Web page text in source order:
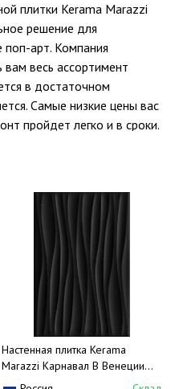
плитки Kerama Marazzi
решение для
поп-арт. Компания
вам весь ассортимент
в достаточном
Самые низкие цены вас
пройдет легко и в сроки.
Настенная плитка Kerama
Marazzi Карнавал В Венеции
Черный Стр. 8276 20х30